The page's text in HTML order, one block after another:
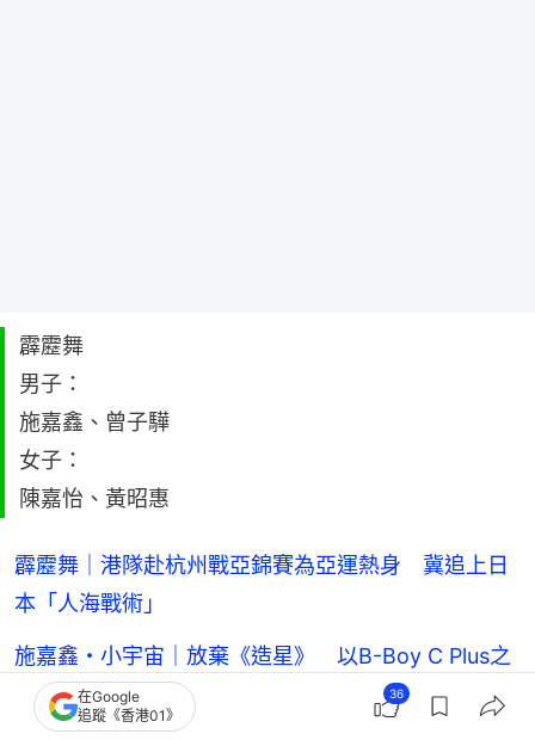
霹靂舞
男子：
施嘉鑫、曾子驊
女子：
陳嘉怡、黃昭惠
霹靂舞｜港隊赴杭州戰亞錦賽為亞運熱身 冀追上日
本「人海戰術」
施嘉鑫・小宇宙｜放棄《造星》 以B-Boy C Plus之
名衝奧運｜有片
在Google
追蹤《香港01》
36